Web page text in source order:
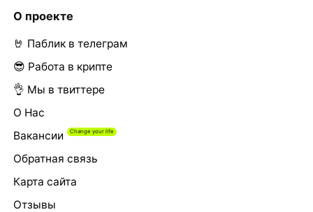
О проекте
🤘 Паблик в телеграм
😎 Работа в крипте
👌 Мы в твиттере
О Нас
Вакансии
Обратная связь
Карта сайта
Отзывы